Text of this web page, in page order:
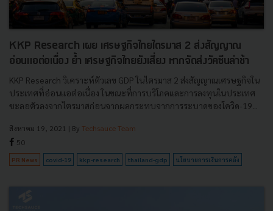
KKP Research เผย เศรษฐกิจไทยไตรมาส 2 ส่งสัญญาณ
อ่อนแอต่อเนื่อง ย้ำ เศรษฐกิจไทยยังเสี่ยง หากจัดส่งวัคซีนล่าช้า
KKP Research วิเคราะห์ตัวเลข GDP ในไตรมาส 2 ส่งสัญญาณเศรษฐกิจใน
ประเทศที่อ่อนแอต่อเนื่อง ในขณะที่การบริโภคและการลงทุนในประเทศ
ชะลอตัวลงจากไตรมาสก่อนจากผลกระทบจากการระบาดของโควิด-19...
สิงหาคม 19, 2021 | By Techsauce Team
50
PR News covid-19 kkp-research thailand-gdp นโยบายการเงินการคลัง